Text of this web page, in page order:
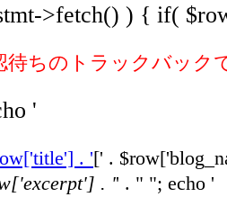
>fetch() ) { if(
待ちのトラックバック
'
. '[' .
. '' . " "; echo '